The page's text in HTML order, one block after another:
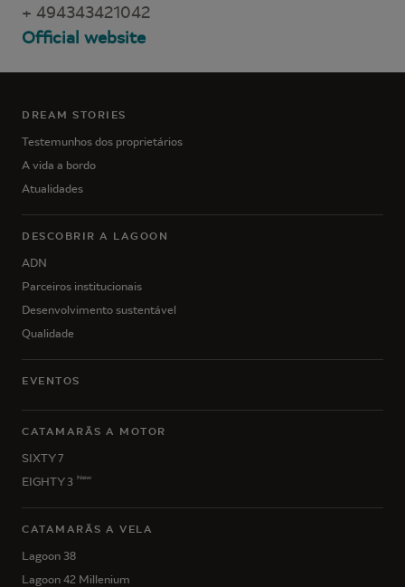
+ 494343421042
Official website
DREAM STORIES
Testemunhos dos proprietários
A vida a bordo
Atualidades
DESCOBRIR A LAGOON
ADN
Parceiros institucionais
Desenvolvimento sustentável
Qualidade
EVENTOS
CATAMARÃS A MOTOR
SIXTY 7
EIGHTY 3 New
CATAMARÃS A VELA
Lagoon 38
Lagoon 42 Millenium